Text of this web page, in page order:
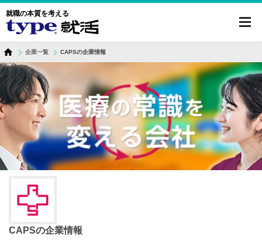
就職の本質を考える
企業一覧 CAPSの企業情報
CAPSの企業情報